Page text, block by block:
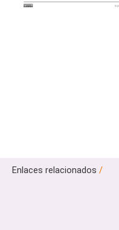
Enlaces relacionados /